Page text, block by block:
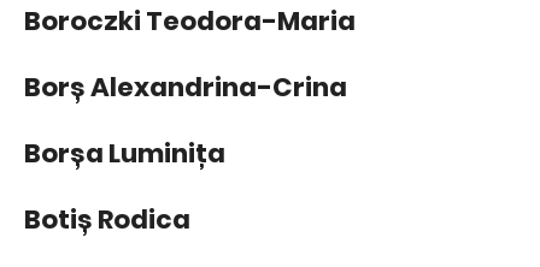
Boroczki Teodora-Maria
Borș Alexandrina-Crina
Borșa Luminița
Botiș Rodica